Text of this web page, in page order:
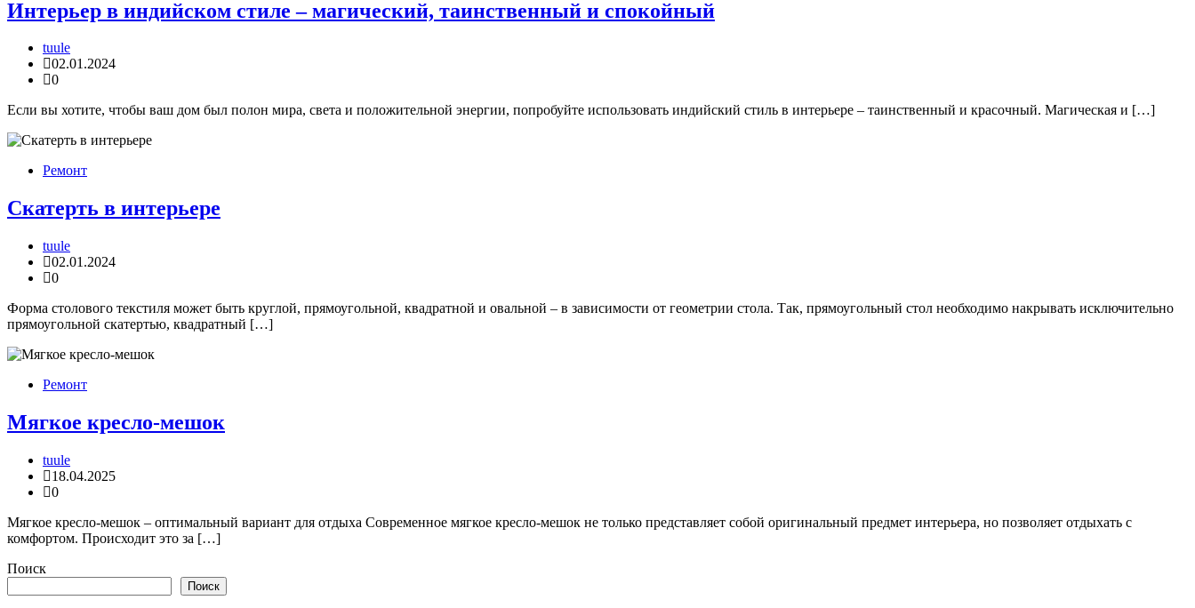
Интерьер в индийском стиле – магический, таинственный и спокойный
tuule
02.01.2024
0
Если вы хотите, чтобы ваш дом был полон мира, света и положительной энергии, попробуйте использовать индийский стиль в интерьере – таинственный и красочный. Магическая и […]
Ремонт
Скатерть в интерьере
tuule
02.01.2024
0
Форма столового текстиля может быть круглой, прямоугольной, квадратной и овальной – в зависимости от геометрии стола. Так, прямоугольный стол необходимо накрывать исключительно
прямоугольной скатертью, квадратный […]
Ремонт
Мягкое кресло-мешок
tuule
18.04.2025
0
Мягкое кресло-мешок – оптимальный вариант для отдыха Современное мягкое кресло-мешок не только представляет собой оригинальный предмет интерьера, но позволяет отдыхать с
комфортом. Происходит это за […]
Поиск
Поиск